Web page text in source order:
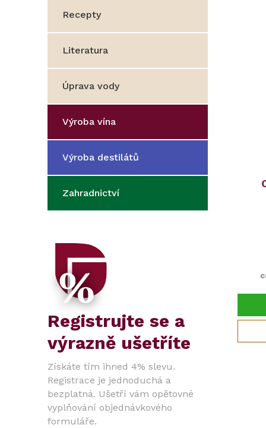
Recepty
Literatura
Úprava vody
Výroba vína
Výroba destilátů
Zahradnictví
Registrujte se a
výrazně ušetříte
Získáte tím ihned 4% slevu.
Registrace je jednoduchá a
bezplatná. Ušetří vám opětovné
vyplňování objednávkového
formuláře.